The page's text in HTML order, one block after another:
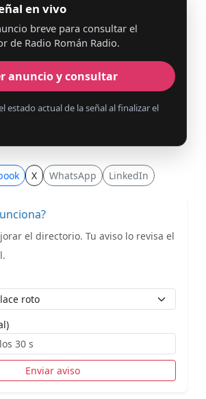
en vivo
breve para consultar el
de Radio Román Radio.
anuncio y consultar
estado actual de la señal al finalizar el
X WhatsApp LinkedIn
el directorio. Tu aviso lo revisa el
Enviar aviso